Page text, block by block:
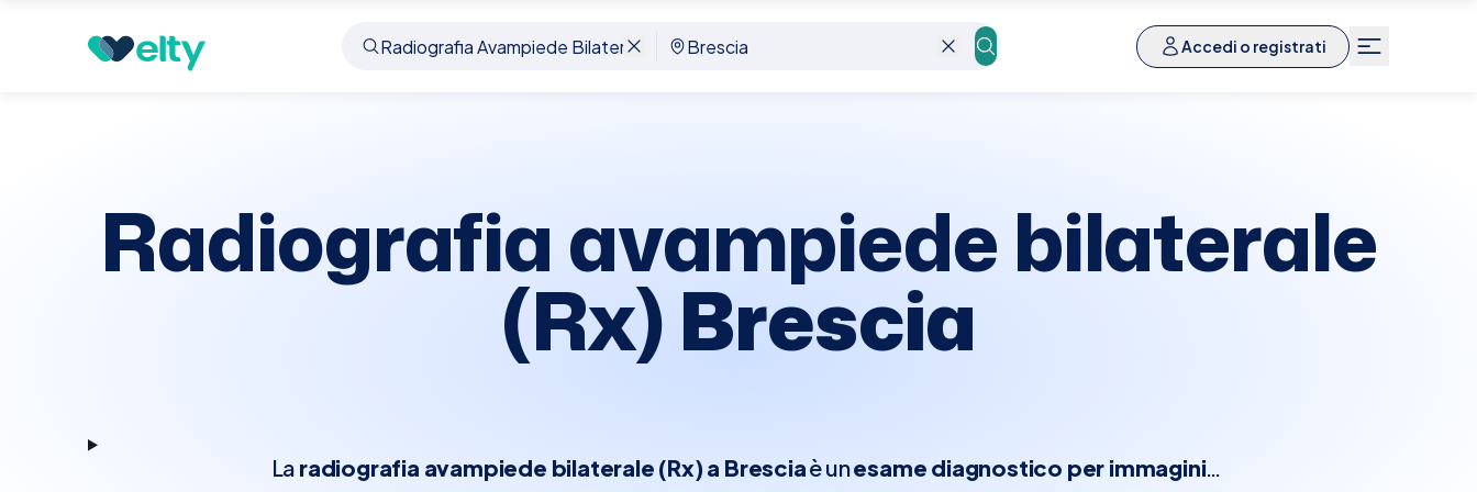
Accedi o registrati
Prenota visita Radiografia Avampiede Bilaterale Rx Brescia
Radiografia avampiede bilaterale
(Rx)Brescia
La radiografia avampiede bilaterale (Rx) a Bresciaè unesame diagnostico per immagini